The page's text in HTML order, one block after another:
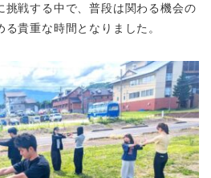
挑戦する中で、普段は関わる機会の
貴重な時間となりました。